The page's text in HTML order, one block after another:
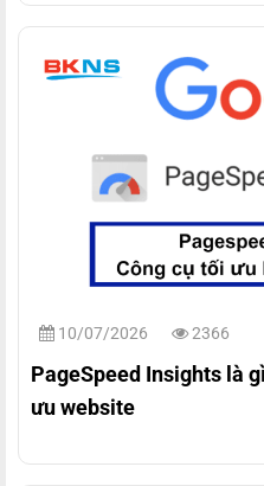
10/07/2026 2366
PageSpeed Insights là
ưu website